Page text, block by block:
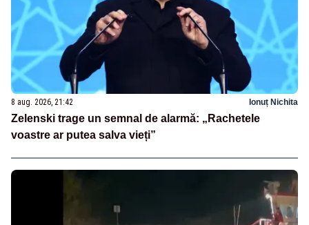
8 aug. 2026, 21:42 Ionuț Nichita
Zelenski trage un semnal de alarmă: „Rachetele
voastre ar putea salva vieți”